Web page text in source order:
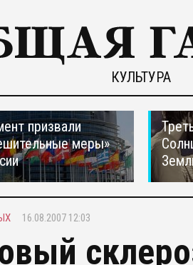
КУЛЬТУРА
призвали
меры»
16.08.2007 12:03